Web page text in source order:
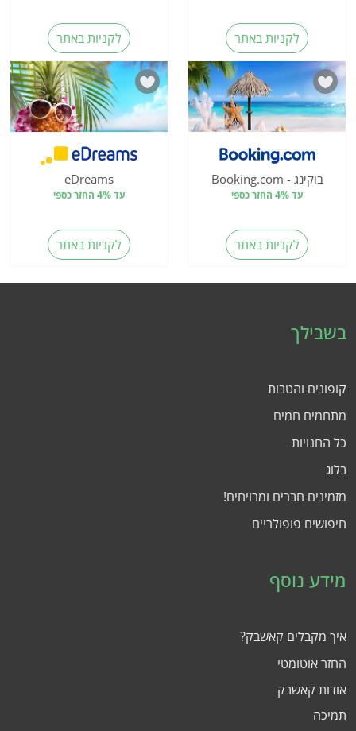
לקניות באתר לקניות באתר
בוקינג - Booking.com
עד 4% החזר כספי
לקניות באתר
eDreams
עד 4% החזר כספי
לקניות באתר
בשבילך
קופונים והטבות
מתחמים חמים
כל החנויות
בלוג
מזמינים חברים ומרויחים!
חיפושים פופולריים
מידע נוסף
איך מקבלים קאשבק?
החזר אוטומטי
אודות קאשבק
תמיכה